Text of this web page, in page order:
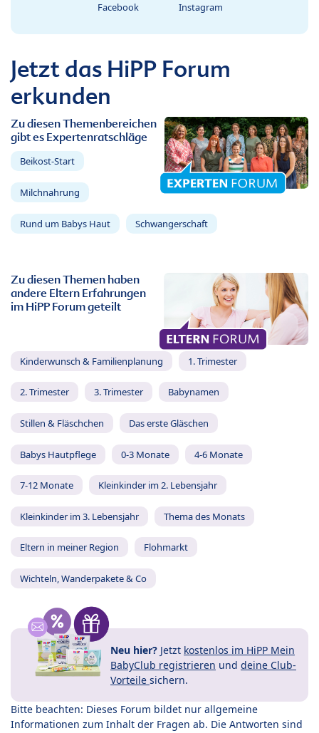
Facebook Instagram
Jetzt das HiPP Forum
erkunden
Zu diesen Themenbereichen
gibt es Expertenratschläge
Beikost-Start
Milchnahrung
Rund um Babys Haut Schwangerschaft
Zu diesen Themen haben
andere Eltern Erfahrungen
im HiPP Forum geteilt
Kinderwunsch & Familienplanung 1. Trimester
2. Trimester 3. Trimester Babynamen
Stillen & Fläschchen Das erste Gläschen
Babys Hautpflege 0-3 Monate 4-6 Monate
7-12 Monate Kleinkinder im 2. Lebensjahr
Kleinkinder im 3. Lebensjahr Thema des Monats
Eltern in meiner Region Flohmarkt
Wichteln, Wanderpakete & Co
Neu hier? Jetzt kostenlos im HiPP Mein
BabyClub registrieren und deine Club-
Vorteile sichern.
Bitte beachten: Dieses Forum bildet nur allgemeine
Informationen zum Inhalt der Fragen ab. Die Antworten sind